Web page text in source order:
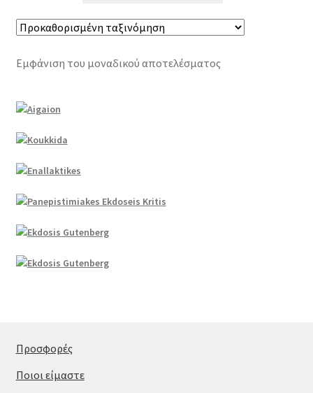
Εμφάνιση του μοναδικού αποτελέσματος
Προσφορές
Ποιοι είμαστε